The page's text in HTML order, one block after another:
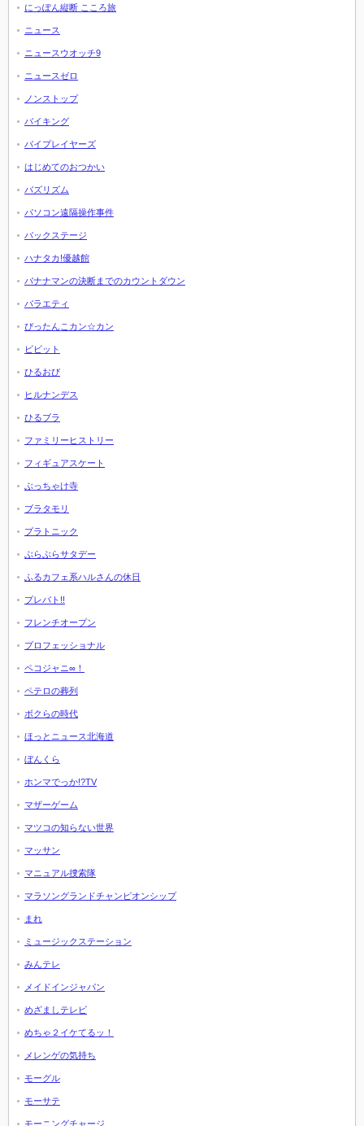
にっぽん縦断 こころ旅
ニュース
ニュースウオッチ9
ニュースゼロ
ノンストップ
バイキング
バイプレイヤーズ
はじめてのおつかい
バズリズム
パソコン遠隔操作事件
バックステージ
ハナタカ!優越館
バナナマンの決断までのカウントダウン
バラエティ
ぴったんこカン☆カン
ビビット
ひるおび
ヒルナンデス
ひるブラ
ファミリーヒストリー
フィギュアスケート
ぶっちゃけ寺
ブラタモリ
プラトニック
ぶらぶらサタデー
ふるカフェ系ハルさんの休日
プレバト!!
フレンチオープン
プロフェッショナル
ペコジャニ∞！
ペテロの葬列
ボクらの時代
ほっとニュース北海道
ぼんくら
ホンマでっか!?TV
マザーゲーム
マツコの知らない世界
マッサン
マニュアル捜索隊
マラソングランドチャンピオンシップ
まれ
ミュージックステーション
みんテレ
メイドインジャパン
めざましテレビ
めちゃ２イケてるッ！
メレンゲの気持ち
モーグル
モーサテ
モーニングチャージ